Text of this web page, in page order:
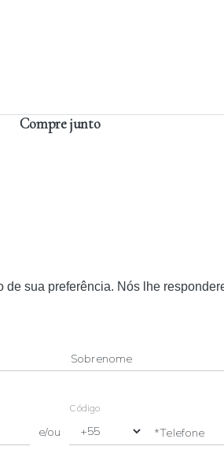
Compre junto
de sua preferência. Nós lhe
Sobrenome
e/ou
Código
*Telefone